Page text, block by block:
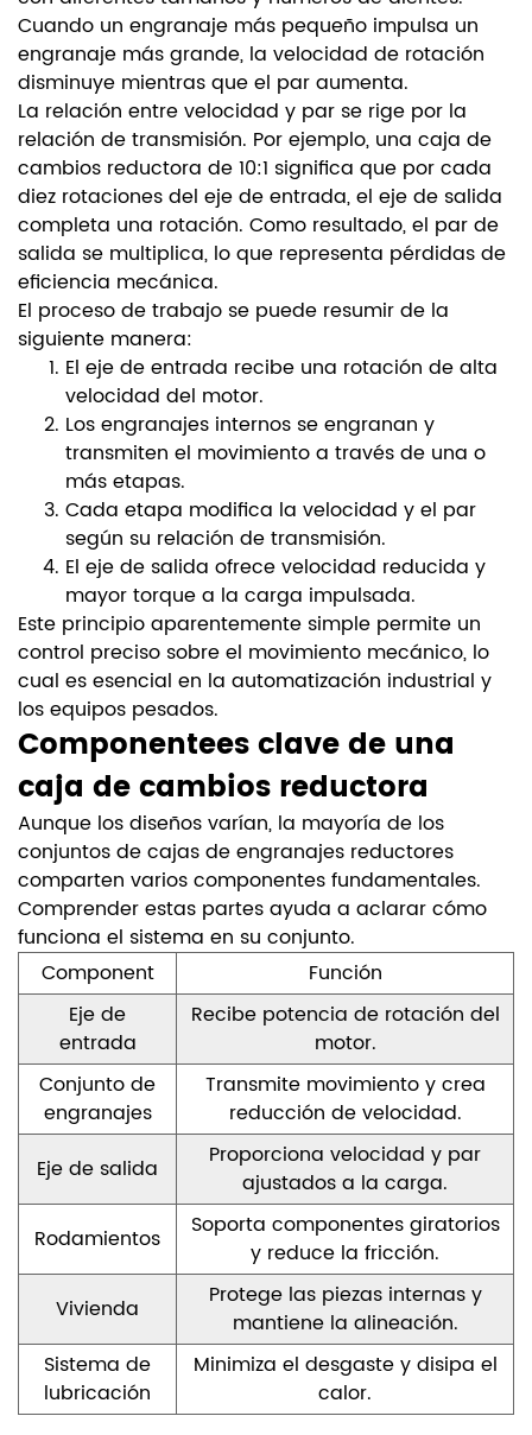
Cuando un engranaje más pequeño impulsa un
engranaje más grande, la velocidad de rotación
disminuye mientras que el par aumenta.
La relación entre velocidad y par se rige por la
relación de transmisión. Por ejemplo, una caja de
cambios reductora de 10:1 significa que por cada
diez rotaciones del eje de entrada, el eje de salida
completa una rotación. Como resultado, el par de
salida se multiplica, lo que representa pérdidas de
eficiencia mecánica.
El proceso de trabajo se puede resumir de la
siguiente manera:
El eje de entrada recibe una rotación de alta
velocidad del motor.
Los engranajes internos se engranan y
transmiten el movimiento a través de una o
más etapas.
Cada etapa modifica la velocidad y el par
según su relación de transmisión.
El eje de salida ofrece velocidad reducida y
mayor torque a la carga impulsada.
Este principio aparentemente simple permite un
control preciso sobre el movimiento mecánico, lo
cual es esencial en la automatización industrial y
los equipos pesados.
Componentees clave de una
caja de cambios reductora
Aunque los diseños varían, la mayoría de los
conjuntos de cajas de engranajes reductores
comparten varios componentes fundamentales.
Comprender estas partes ayuda a aclarar cómo
funciona el sistema en su conjunto.
Component
Función
Eje de
entrada
Recibe potencia de rotación del
motor.
Conjunto de
engranajes
Transmite movimiento y crea
reducción de velocidad.
Eje de salida
Proporciona velocidad y par
ajustados a la carga.
Rodamientos
Soporta componentes giratorios
y reduce la fricción.
Vivienda
Protege las piezas internas y
mantiene la alineación.
Sistema de
lubricación
Minimiza el desgaste y disipa el
calor.